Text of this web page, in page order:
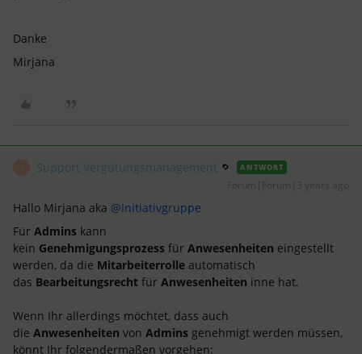
Danke
Mirjana
Support Vergütungsmanagement ANTWORT
Hallo Mirjana aka @Initiativgruppe
Für Admins kann
kein Genehmigungsprozess für Anwesenheiten eingestellt
werden, da die Mitarbeiterrolle automatisch
das Bearbeitungsrecht für Anwesenheiten inne hat.
Wenn Ihr allerdings möchtet, dass auch
die Anwesenheiten von Admins genehmigt werden müssen,
könnt Ihr folgendermaßen vorgehen: